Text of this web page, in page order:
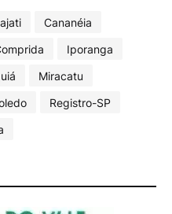
Cananéia
Iporanga
Miracatu
Registro-SP